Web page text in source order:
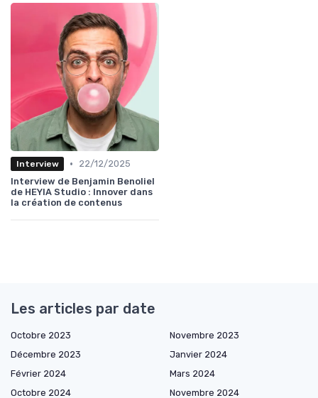
Interview •
22/12/2025
Interview de Benjamin Benoliel
de HEYIA Studio : Innover dans
la création de contenus
Les articles par date
Octobre 2023
Novembre 2023
Décembre 2023
Janvier 2024
Février 2024
Mars 2024
Octobre 2024
Novembre 2024